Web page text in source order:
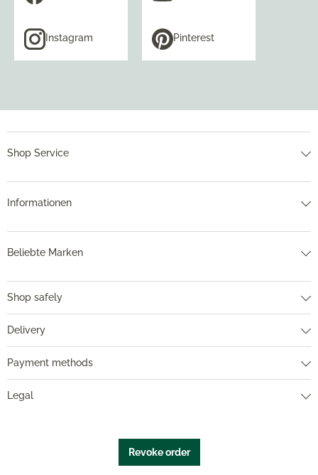
Instagram Pinterest
Shop Service
Informationen
Beliebte Marken
Shop safely
Delivery
Payment methods
Legal
Revoke order